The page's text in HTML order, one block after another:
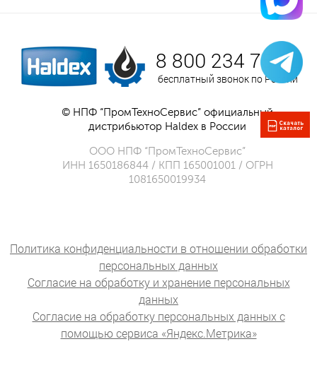
8 800 234 75 52
бесплатный звонок по России
© НПФ “ПромТехноСервис” официальный
дистрибьютор Haldex в России
ООО НПФ “ПромТехноСервис”
ИНН 1650186844 / КПП 165001001 / ОГРН
1081650019934
Политика конфиденциальности в отношении обработки
персональных данных
Согласие на обработку и хранение персональных
данных
Согласие на обработку персональных данных с
помощью сервиса «Яндекс.Метрика»